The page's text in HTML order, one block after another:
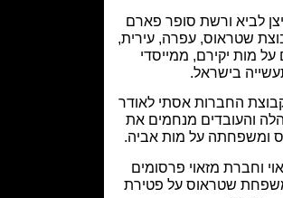
ורשת סופר פארם
עפרה, עירית,
יקירם, ממייסדי
אסתי לאודר
מנחמים את
על מות אביה.
מזאוי פרסומים
על פטירת